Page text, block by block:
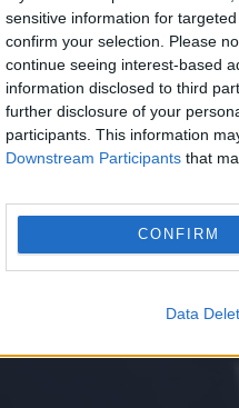
sensitive information for
confirm your selection. Please
continue seeing interest-based
information disclosed to third
further disclosure of your
participants. This information
Downstream Participants that
CONFIRM
Data